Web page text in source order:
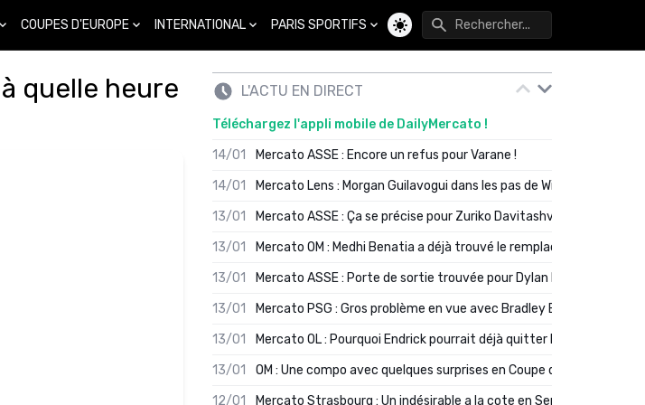
COUPES D'EUROPE INTERNATIONAL PARIS SPORTIFS
Changer de thème
quelle heure
L'ACTU EN DIRECT
Téléchargez l'appli mobile de DailyMercato !
14/01
Mercato ASSE : Encore un refus pour Varane !
14/01
Mercato Lens : Morgan Guilavogui dans les pas de Will Still ?
13/01
Mercato ASSE : Ça se précise pour Zuriko Davitashvili
13/01
Mercato OM : Medhi Benatia a déjà trouvé le remplaçant de Robinio
13/01
Mercato ASSE : Porte de sortie trouvée pour Dylan Batubinsika
13/01
Mercato PSG : Gros problème en vue avec Bradley Barcola ?
13/01
Mercato OL : Pourquoi Endrick pourrait déjà quitter Lyon en janvier
13/01
OM : Une compo avec quelques surprises en Coupe de France
12/01
Mercato Strasbourg : Un indésirable a la cote en Serie A